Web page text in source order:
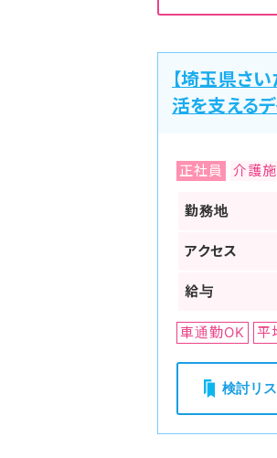
【埼玉県さ
活を支える
正社員 介護
勤務地
アクセス
給与
車通勤OK 平
検討リ